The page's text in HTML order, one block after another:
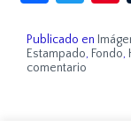
Publicado en
Estampado, Fondo,
comentario